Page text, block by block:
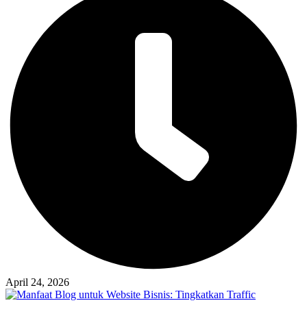
April 24, 2026